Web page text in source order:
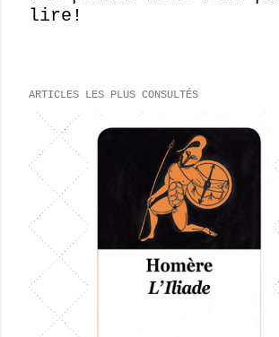
E
g
t
r
c
lire!
ARTICLES LES PLUS CONSULTÉS